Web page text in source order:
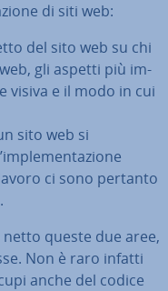
di siti web:
del sito web su chi
gli aspetti più im­
visiva e il modo in cui
sito web si
ci sono pertanto
queste due aree,
Non è raro infatti
anche del codice